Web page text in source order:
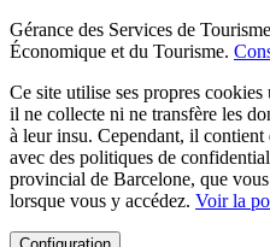
Gérance des Services de
Économique et du Tourisme.
Ce site utilise ses propres
il ne collecte ni ne transfère les
à leur insu. Cependant, il contient
avec des politiques de
provincial de Barcelone, que
lorsque vous y accédez. Voir la